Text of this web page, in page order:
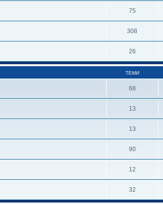
75
308
26
ТЕМИ
68
13
13
90
12
32